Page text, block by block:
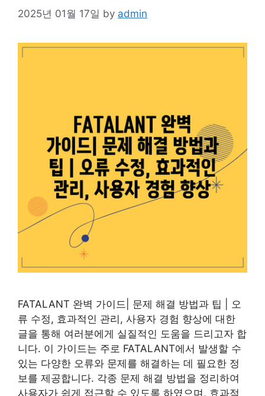
2025년 01월 17일 by admin
FATALANT 완벽 가이드| 문제 해결 방법과 팁 | 오
류 수정, 효과적인 관리, 사용자 경험 향상에 대한
글을 통해 여러분에게 실질적인 도움을 드리고자 합
니다. 이 가이드는 주로 FATALANT에서 발생할 수
있는 다양한 오류와 문제를 해결하는 데 필요한 정
보를 제공합니다. 각종 문제 해결 방법을 정리하여
사용자가 쉽게 접근할 수 있도록 하였으며, 효과적